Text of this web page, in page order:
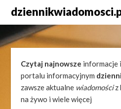
content
Czytaj najnowsze informacje
portalu informacyjnym
zawsze aktualne wiadomościz
na żywo i wiele więcej